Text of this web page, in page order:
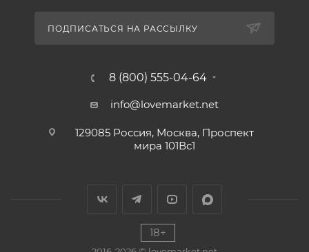
ПОДПИСАТЬСЯ НА РАССЫЛКУ
8 (800) 555-04-64
info@lovemarket.net
129085 Россия, Москва, Проспект
мира 101Вс1
18+